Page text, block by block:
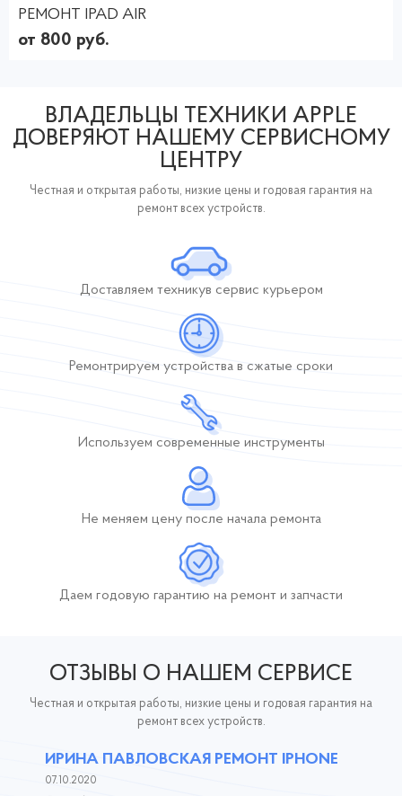
РЕМОНТ IPAD AIR
от 800 руб.
ВЛАДЕЛЬЦЫ ТЕХНИКИ APPLE
ДОВЕРЯЮТ НАШЕМУ СЕРВИСНОМУ
ЦЕНТРУ
Честная и открытая работы, низкие цены и годовая гарантия на
ремонт всех устройств.
Доставляем техникув сервис курьером
Ремонтрируем устройства в сжатые сроки
Используем современные инструменты
Не меняем цену после начала ремонта
Даем годовую гарантию на ремонт и запчасти
ОТЗЫВЫ О НАШЕМ СЕРВИСЕ
Честная и открытая работы, низкие цены и годовая гарантия на
ремонт всех устройств.
ИРИНА ПАВЛОВСКАЯ РЕМОНТ IPHONE
07.10.2020